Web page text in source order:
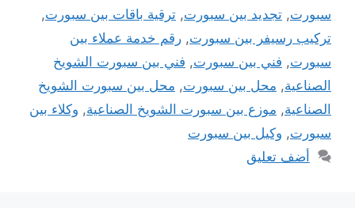
سبورت, تجديد بين سبورت, ترقية باقات بين سبورت,
تركيب رسيفر بين سبورت, رقم خدمة عملاء بين
سبورت, فني بين سبورت, فني بين سبورت الشويخ
الصناعية, محل بين سبورت, محل بين سبورت الشويخ
الصناعية, موزع بين سبورت الشويخ الصناعية, وكلاء بين
سبورت, وكيل بين سبورت
أضف تعليق